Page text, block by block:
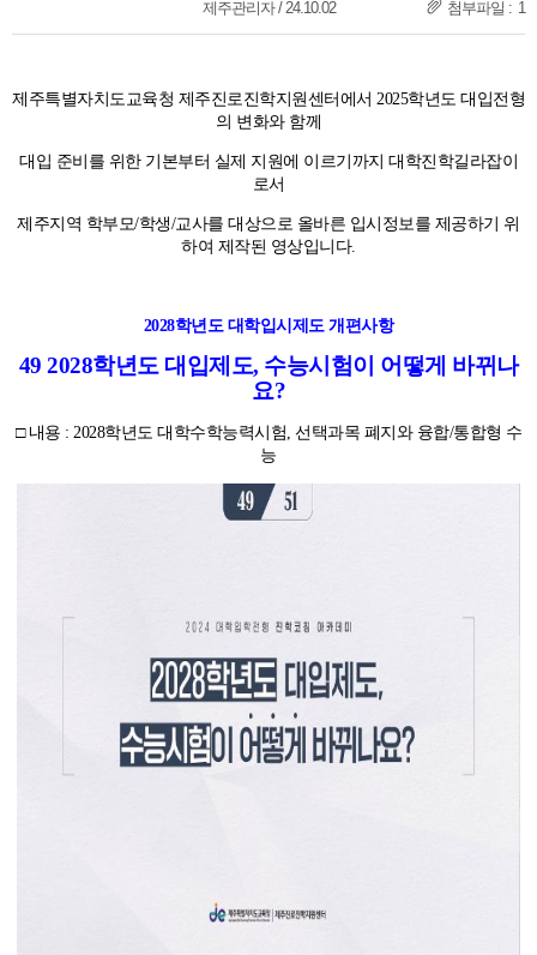
프로그램 신청
갤러리
대입 뉴스
대입 자료
로그인
회원가입
제주관리자 / 24.10.02 1
제주특별자치도교육청 제주진로진학지원센터에서 2025학년도 대입전형
의 변화와 함께
대입 준비를 위한 기본부터 실제 지원에 이르기까지 대학진학길라잡이
로서
제주지역 학부모/학생/교사를 대상으로 올바른 입시정보를 제공하기 위
하여 제작된 영상입니다.
2028학년도 대학입시제도 개편사항
49 2028학년도 대입제도, 수능시험이 어떻게 바뀌나
요?
□ 내용 : 2028학년도 대학수학능력시험, 선택과목 폐지와 융합/통합형 수
능